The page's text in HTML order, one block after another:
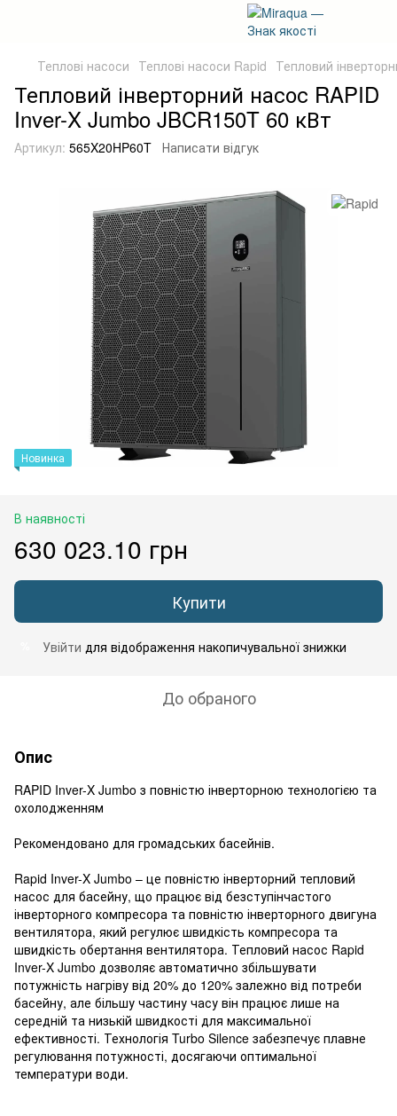
Теплові насоси Теплові насоси Rapid Тепловий
Тепловий інверторний насос RAPID
Inver-X Jumbo JBCR150T 60 кВт
Артикул: 565X20HP60T Написати відгук
Новинка
В наявності
630 023.10 грн
Купити
Увійти для відображення накопичувальної знижки
До обраного
Опис
RAPID Inver-X Jumbo з повністю інверторною технологією та
охолодженням
Рекомендовано для громадських басейнів.
Rapid Inver-X Jumbo – це повністю інверторний тепловий
насос для басейну, що працює від безступінчастого
інверторного компресора та повністю інверторного двигуна
вентилятора, який регулює швидкість компресора та
швидкість обертання вентилятора. Тепловий насос Rapid
Inver-X Jumbo дозволяє автоматично збільшувати
потужність нагріву від 20% до 120% залежно від потреби
басейну, але більшу частину часу він працює лише на
середній та низькій швидкості для максимальної
ефективності. Технологія Turbo Silence забезпечує плавне
регулювання потужності, досягаючи оптимальної
температури води.